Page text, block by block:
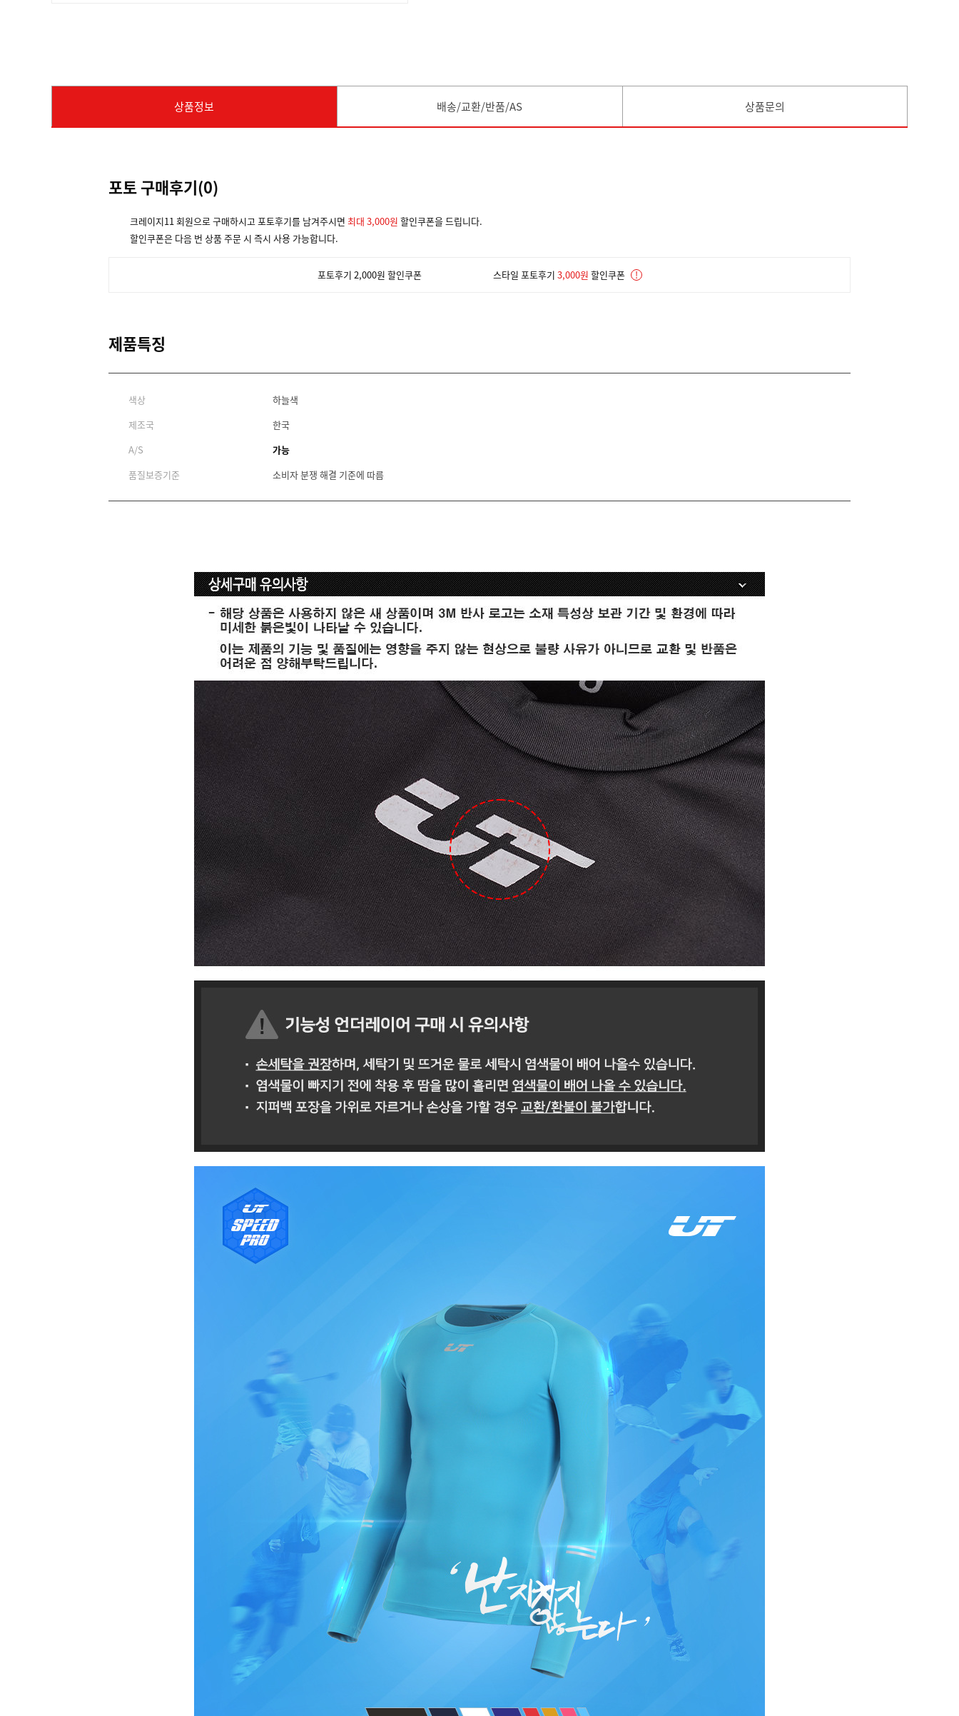
상품정보 배송/교환/반품/AS 상품문의
포토 구매후기(0)
크레이지11 회원으로 구매하시고 포토후기를 남겨주시면 최대 3,000원 할인쿠폰을 드립니다.
할인쿠폰은 다음 번 상품 주문 시 즉시 사용 가능합니다.
포토후기 2,000원 할인쿠폰 스타일 포토후기 3,000원 할인쿠폰 !
제품특징
색상
하늘색
제조국
한국
A/S
가능
품질보증기준
소비자 분쟁 해결 기준에 따름